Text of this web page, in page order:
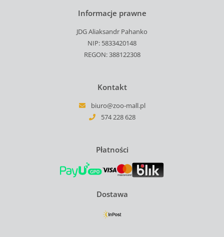
Informacje prawne
JDG Aliaksandr Pahanko
NIP: 5833420148
REGON: 388122308
Kontakt
biuro@zoo-mall.pl
574 228 628
Płatności
Dostawa